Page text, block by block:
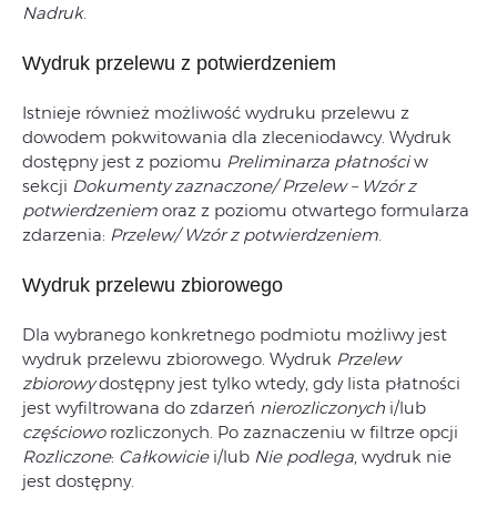
Nadruk.
Wydruk przelewu z potwierdzeniem
Istnieje również możliwość wydruku przelewu z
dowodem pokwitowania dla zleceniodawcy. Wydruk
dostępny jest z poziomu Preliminarza płatnościw
sekcji Dokumenty zaznaczone/ Przelew – Wzór z
potwierdzeniem oraz z poziomu otwartego formularza
zdarzenia: Przelew/ Wzór z potwierdzeniem
Wydruk przelewu zbiorowego
Dla wybranego konkretnego podmiotu możliwy jest
wydruk przelewu zbiorowego. Wydruk Przelew
zbiorowydostępny jest tylko wtedy, gdy lista płatności
jest wyfiltrowana do zdarzeń nierozliczonych i/lub
częścioworozliczonych. Po zaznaczeniu w filtrze opcji
Rozliczone: Całkowiciei/lub Nie podlega , wydruk nie
jest dostępny.